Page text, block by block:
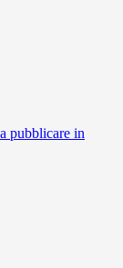
pubblicare in